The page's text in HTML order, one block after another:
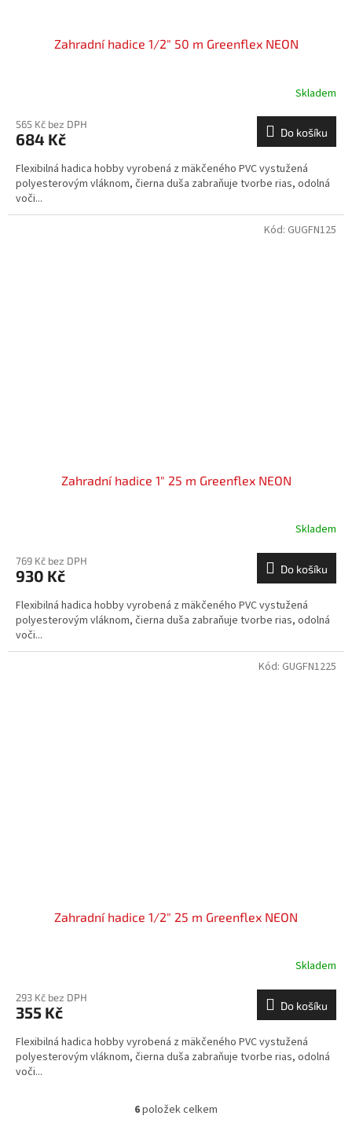
Zahradní hadice 1/2" 50 m Greenflex NEON
Skladem
565 Kč bez DPH
684 Kč Do košíku
Flexibilná hadica hobby vyrobená z mäkčeného PVC vystužená
polyesterovým vláknom, čierna duša zabraňuje tvorbe rias, odolná
voči...
Zahradní hadice 1" 25 m Greenflex NEON
Skladem
769 Kč bez DPH
930 Kč Do košíku
Flexibilná hadica hobby vyrobená z mäkčeného PVC vystužená
polyesterovým vláknom, čierna duša zabraňuje tvorbe rias, odolná
voči...
Kód: GUGFN125
Zahradní hadice 1/2" 25 m Greenflex NEON
Skladem
293 Kč bez DPH
355 Kč Do košíku
Flexibilná hadica hobby vyrobená z mäkčeného PVC vystužená
polyesterovým vláknom, čierna duša zabraňuje tvorbe rias, odolná
voči...
Kód: GUGFN1225
O
6položek celkem